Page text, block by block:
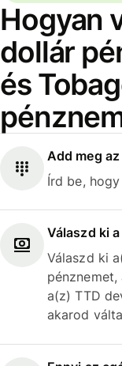
Hogyan
dollár
és
Add meg
Írd be,
Válaszd ki
Válaszd ki
a(z) TTD
akarod